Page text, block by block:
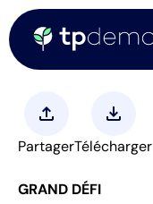
upload
Partager
download
Télécharger
GRAND DÉFI